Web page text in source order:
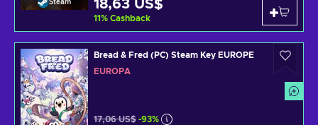
Steam 18,63 US$
11% Cashback
Bread & Fred (PC) Steam Key EUROPE
EUROPA
17,06 US$ -93%